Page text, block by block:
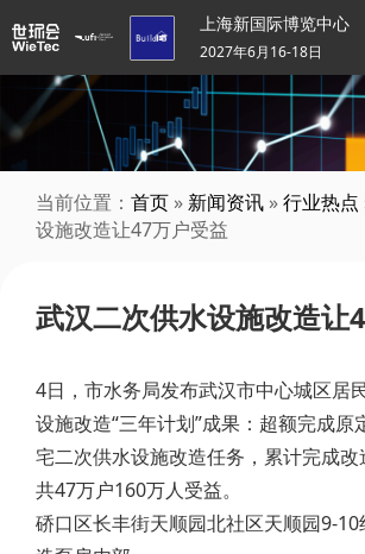
上海新国际博览中心
2027年6月16-18日
当前位置： 首页 » 新闻资讯 »行业热点
设施改造让47万户受益
武汉二次供水设施改造让
4日，市水务局发布武汉市中心城区居
设施改造“三年计划”成果：超额完成原
宅二次供水设施改造任务，累计完成改
共47万户160万人受益。
硚口区长丰街天顺园北社区天顺园9-